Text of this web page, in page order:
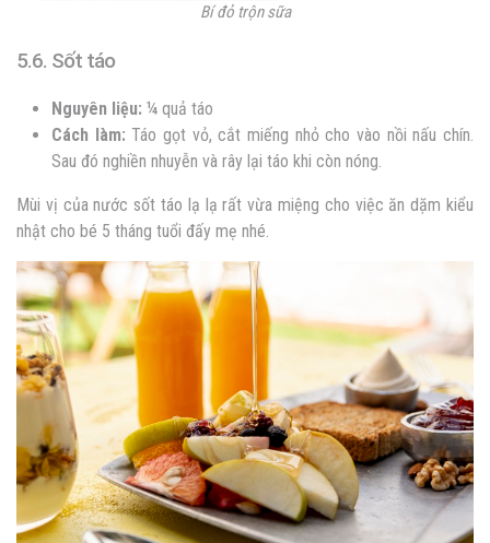
Bí đỏ trộn sữa
5.6. Sốt táo
Nguyên liệu: ¼ quả táo
Cách làm: Táo gọt vỏ, cắt miếng nhỏ cho vào nồi nấu chín.
Sau đó nghiền nhuyễn và rây lại táo khi còn nóng.
Mùi vị của nước sốt táo lạ lạ rất vừa miệng cho việc ăn dặm kiểu
nhật cho bé 5 tháng tuổi đấy mẹ nhé.